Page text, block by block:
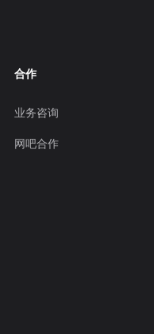
合作
业务咨询
网吧合作